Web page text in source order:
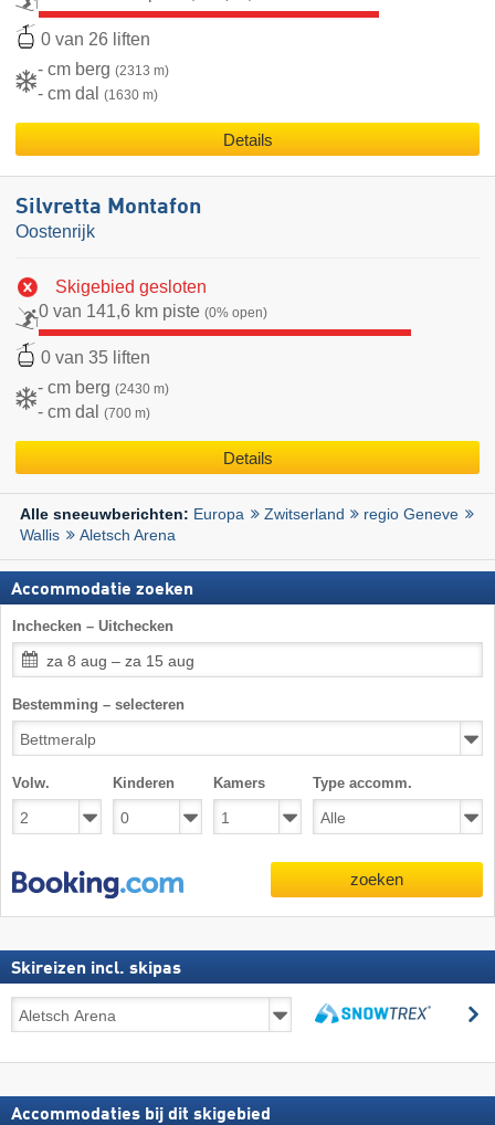
0 van 26 liften
- cm berg (2313 m)
- cm dal (1630 m)
Details
Silvretta Montafon
Oostenrijk
Skigebied gesloten
0 van 141,6 km piste (0% open)
0 van 35 liften
- cm berg (2430 m)
- cm dal (700 m)
Details
Alle sneeuwberichten: Europa Zwitserland
regio Geneve
Wallis
Aletsch Arena
Accommodatie zoeken
Inchecken – Uitchecken
za 8 aug – za 15 aug
Bestemming – selecteren
Volw. Kinderen Kamers Type accomm.
zoeken
Skireizen incl. skipas
Skireizen
incl.
Accommodaties bij dit skigebied